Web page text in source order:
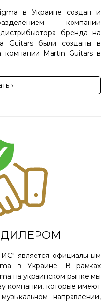
в Украине создан и
компании
бренда на
Guitars были созданы в
компании Martin Guitars в
›
ДИЛЕРОМ
является официальным
в Украине. В рамках
на украинском рынке мы
компании, которые имеют
направлении,